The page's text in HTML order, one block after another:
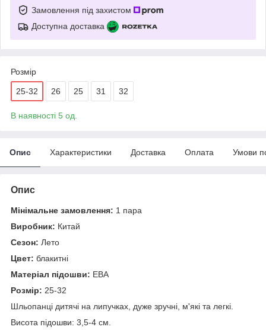
Замовлення під захистом
Доступна доставка
Розмір
25-32 26 25 31 32
В наявності 5 од.
Опис Характеристики Доставка Оплата Умови
Опис
Мінімальне замовлення: 1 пара
Виробник: Китай
Сезон: Лето
Цвет: блакитні
Матеріал підошви: ЕВА
Розмір: 25-32
Шльопанці дитячі на липучках, дуже зручні, м'які та легкі.
Висота підошви: 3,5-4 см.